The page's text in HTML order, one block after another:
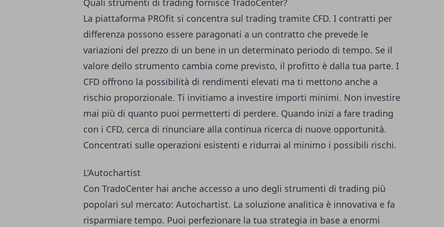
Quali strumenti di trading fornisce TradoCenter?
La piattaforma PROfit si concentra sul trading tramite CFD. I contratti per
differenza possono essere paragonati a un contratto che prevede le
variazioni del prezzo di un bene in un determinato periodo di tempo. Se il
valore dello strumento cambia come previsto, il profitto è dalla tua parte. I
CFD offrono la possibilità di rendimenti elevati ma ti mettono anche a
rischio proporzionale. Ti invitiamo a investire importi minimi. Non investire
mai più di quanto puoi permetterti di perdere. Quando inizi a fare trading
con i CFD, cerca di rinunciare alla continua ricerca di nuove opportunità.
Concentrati sulle operazioni esistenti e ridurrai al minimo i possibili rischi.
L’Autochartist
Con TradoCenter hai anche accesso a uno degli strumenti di trading più
popolari sul mercato: Autochartist. La soluzione analitica è innovativa e fa
risparmiare tempo. Puoi perfezionare la tua strategia in base a enormi